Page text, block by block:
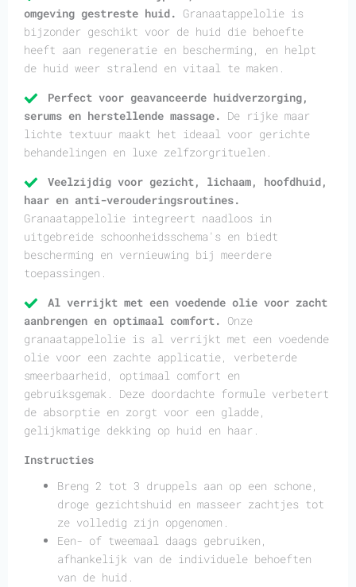
omgeving gestreste huid. Granaatappelolie is
bijzonder geschikt voor de huid die behoefte
heeft aan regeneratie en bescherming, en helpt
de huid weer stralend en vitaal te maken.
Perfect voor geavanceerde huidverzorging,
serums en herstellende massage. De rijke maar
lichte textuur maakt het ideaal voor gerichte
behandelingen en luxe zelfzorgrituelen.
Veelzijdig voor gezicht, lichaam, hoofdhuid,
haar en anti-verouderingsroutines.
Granaatappelolie integreert naadloos in
uitgebreide schoonheidsschema's en biedt
bescherming en vernieuwing bij meerdere
toepassingen.
Al verrijkt met een voedende olie voor zacht
aanbrengen en optimaal comfort. Onze
granaatappelolie is al verrijkt met een voedende
olie voor een zachte applicatie, verbeterde
smeerbaarheid, optimaal comfort en
gebruiksgemak. Deze doordachte formule verbetert
de absorptie en zorgt voor een gladde,
gelijkmatige dekking op huid en haar.
Instructies
Breng 2 tot 3 druppels aan op een schone,
droge gezichtshuid en masseer zachtjes tot
ze volledig zijn opgenomen.
Een- of tweemaal daags gebruiken,
afhankelijk van de individuele behoeften
van de huid.